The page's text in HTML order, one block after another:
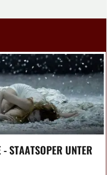
STAATSOPER UNTER